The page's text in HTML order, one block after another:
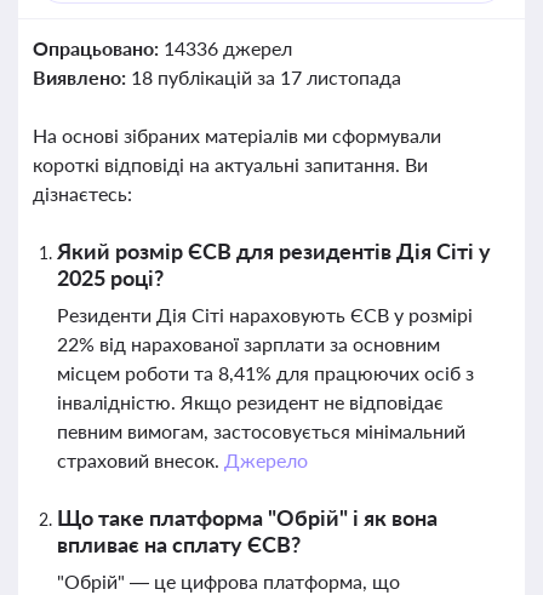
Опрацьовано: 14336 джерел
Виявлено: 18 публікацій за 17 листопада
На основі зібраних матеріалів ми сформували
короткі відповіді на актуальні запитання. Ви
дізнаєтесь:
Який розмір ЄСВ для резидентів Дія Сіті у
2025 році?
Резиденти Дія Сіті нараховують ЄСВ у розмірі
22% від нарахованої зарплати за основним
місцем роботи та 8,41% для працюючих осіб з
інвалідністю. Якщо резидент не відповідає
певним вимогам, застосовується мінімальний
страховий внесок. Джерело
Що таке платформа "Обрій" і як вона
впливає на сплату ЄСВ?
"Обрій" — це цифрова платформа, що